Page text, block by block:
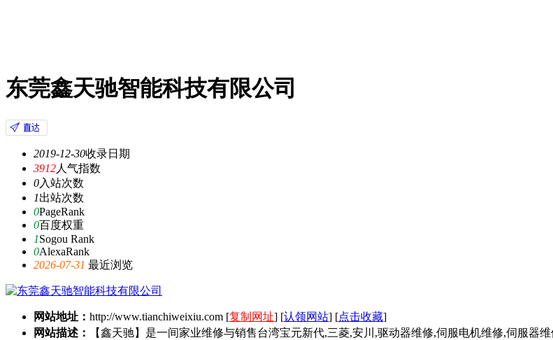
东莞鑫天驰智能科技有限公司
2019-12-30收录日期
3912人气指数
0入站次数
1出站次数
0PageRank
0百度权重
1Sogou Rank
0AlexaRank
2026-07-31 最近浏览
网站地址： http://www.tianchiweixiu.com [复制网址] [认领网站] [点击收藏]
网站描述：
【鑫天驰】是一间家业维修与销售台湾宝元新代,三菱,安川,驱动器维修,伺服电机维修,伺服